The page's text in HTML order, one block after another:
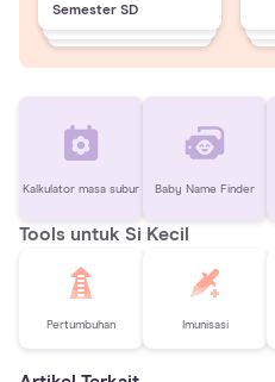
Semester SD
Kalkulator masa subur Baby Name Finder
Tools untuk Si Kecil
Pertumbuhan Imunisasi